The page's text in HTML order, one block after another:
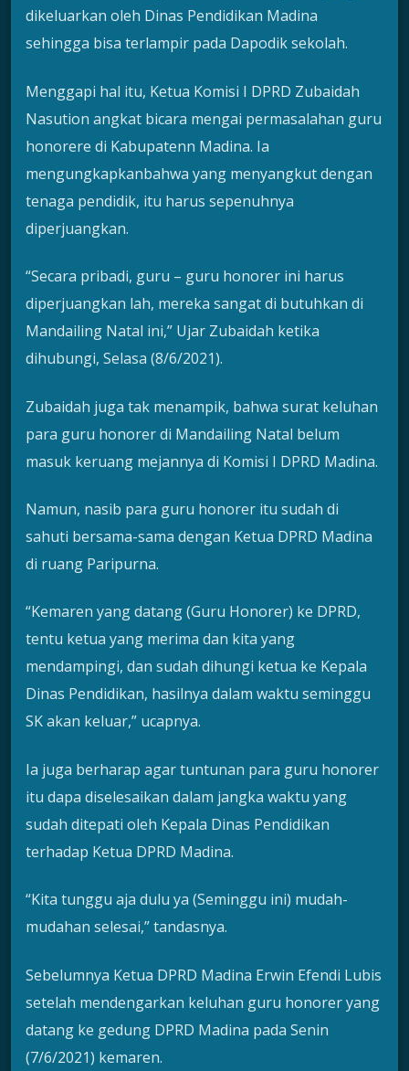
dikeluarkan oleh Dinas Pendidikan Madina
sehingga bisa terlampir pada Dapodik sekolah.
Menggapi hal itu, Ketua Komisi I DPRD Zubaidah
Nasution angkat bicara mengai permasalahan guru
honorere di Kabupatenn Madina. Ia
mengungkapkanbahwa yang menyangkut dengan
tenaga pendidik, itu harus sepenuhnya
diperjuangkan.
“Secara pribadi, guru – guru honorer ini harus
diperjuangkan lah, mereka sangat di butuhkan di
Mandailing Natal ini,” Ujar Zubaidah ketika
dihubungi, Selasa (8/6/2021).
Zubaidah juga tak menampik, bahwa surat keluhan
para guru honorer di Mandailing Natal belum
masuk keruang mejannya di Komisi I DPRD Madina.
Namun, nasib para guru honorer itu sudah di
sahuti bersama-sama dengan Ketua DPRD Madina
di ruang Paripurna.
“Kemaren yang datang (Guru Honorer) ke DPRD,
tentu ketua yang merima dan kita yang
mendampingi, dan sudah dihungi ketua ke Kepala
Dinas Pendidikan, hasilnya dalam waktu seminggu
SK akan keluar,” ucapnya.
Ia juga berharap agar tuntunan para guru honorer
itu dapa diselesaikan dalam jangka waktu yang
sudah ditepati oleh Kepala Dinas Pendidikan
terhadap Ketua DPRD Madina.
“Kita tunggu aja dulu ya (Seminggu ini) mudah-
mudahan selesai,” tandasnya.
Sebelumnya Ketua DPRD Madina Erwin Efendi Lubis
setelah mendengarkan keluhan guru honorer yang
datang ke gedung DPRD Madina pada Senin
(7/6/2021) kemaren.